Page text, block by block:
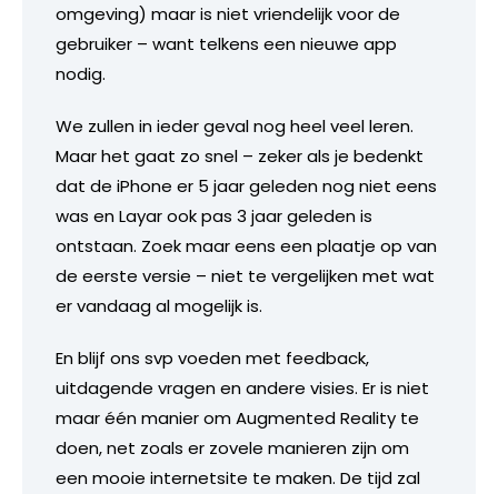
omgeving) maar is niet vriendelijk voor de
gebruiker – want telkens een nieuwe app
nodig.
We zullen in ieder geval nog heel veel leren.
Maar het gaat zo snel – zeker als je bedenkt
dat de iPhone er 5 jaar geleden nog niet eens
was en Layar ook pas 3 jaar geleden is
ontstaan. Zoek maar eens een plaatje op van
de eerste versie – niet te vergelijken met wat
er vandaag al mogelijk is.
En blijf ons svp voeden met feedback,
uitdagende vragen en andere visies. Er is niet
maar één manier om Augmented Reality te
doen, net zoals er zovele manieren zijn om
een mooie internetsite te maken. De tijd zal